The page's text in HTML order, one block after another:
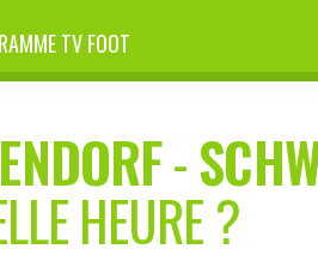
TV FOOT
-
HEURE ?